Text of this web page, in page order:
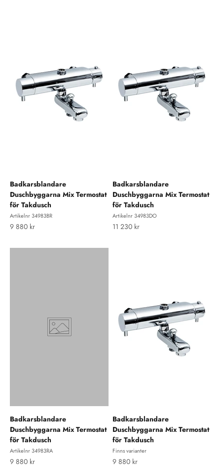
Badkarsblandare
Duschbyggarna Mix Termostat
för Takdusch
Artikelnr 34983BR
REA-pris
9 880 kr
Badkarsblandare
Duschbyggarna Mix Termostat
för Takdusch
Artikelnr 34983DO
REA-pris
11 230 kr
Badkarsblandare
Duschbyggarna Mix Termostat
för Takdusch
Artikelnr 34983RA
REA-pris
9 880 kr
Badkarsblandare
Duschbyggarna Mix Termostat
för Takdusch
Finns varianter
REA-pris
9 880 kr